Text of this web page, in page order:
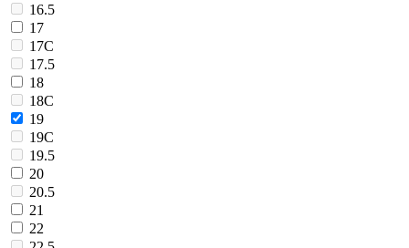
16.5
17
17C
17.5
18
18C
19
19C
19.5
20
20.5
21
22